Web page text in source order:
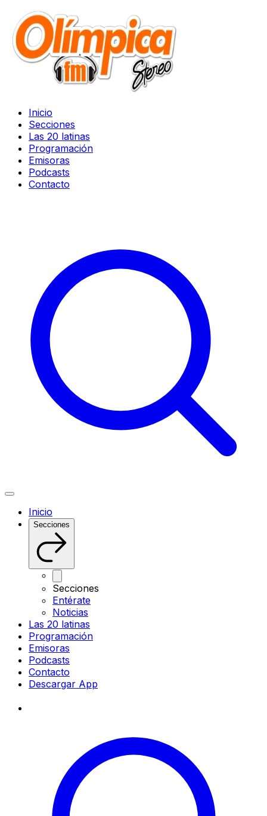
Inicio
Secciones
Las 20 latinas
Programación
Emisoras
Podcasts
Contacto
Inicio
Secciones
Secciones
Entérate
Noticias
Las 20 latinas
Programación
Emisoras
Podcasts
Contacto
Descargar App